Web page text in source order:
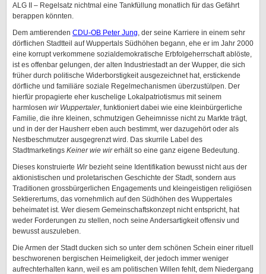
ALG II – Regelsatz nichtmal eine Tankfüllung monatlich für das Gefährt
berappen könnten.
Dem amtierenden CDU-OB Peter Jung, der seine Karriere in einem sehr
dörflichen Stadtteil auf Wuppertals Südhöhen begann, ehe er im Jahr 2000
eine korrupt verkommene sozialdemokratische Erbfolgeherrschaft ablöste,
ist es offenbar gelungen, der alten Industriestadt an der Wupper, die sich
früher durch politische Widerborstigkeit ausgezeichnet hat, erstickende
dörfliche und familiäre soziale Regelmechanismen überzustülpen. Der
hierfür propagierte eher kuschelige Lokalpatriotismus mit seinem
harmlosen wir Wuppertaler, funktioniert dabei wie eine kleinbürgerliche
Familie, die ihre kleinen, schmutzigen Geheimnisse nicht zu Markte trägt,
und in der der Hausherr eben auch bestimmt, wer dazugehört oder als
Nestbeschmutzer ausgegrenzt wird. Das skurrile Label des
Stadtmarketings Keiner wie wirerhält so eine ganz eigene Bedeutung.
Dieses konstruierte Wir bezieht seine Identifikation bewusst nicht aus der
aktionistischen und proletarischen Geschichte der Stadt, sondern aus
Traditionen grossbürgerlichen Engagements und kleingeistigen religiösen
Sektierertums, das vornehmlich auf den Südhöhen des Wuppertales
beheimatet ist. Wer diesem Gemeinschaftskonzept nicht entspricht, hat
weder Forderungen zu stellen, noch seine Andersartigkeit offensiv und
bewusst auszuleben.
Die Armen der Stadt ducken sich so unter dem schönen Schein einer rituell
beschworenen bergischen Heimeligkeit, der jedoch immer weniger
aufrechterhalten kann, weil es am politischen Willen fehlt, dem Niedergang